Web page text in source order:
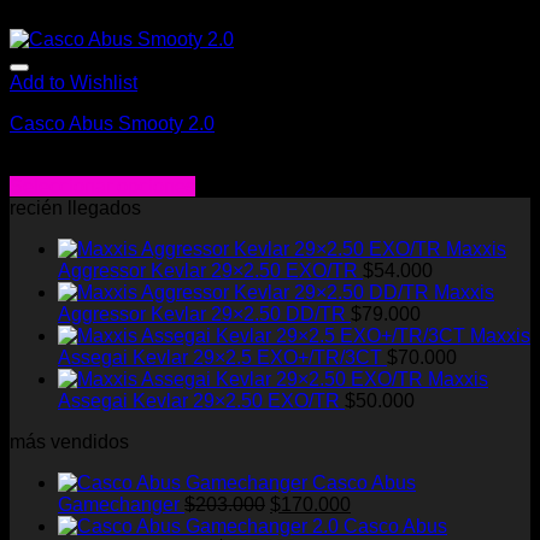
Add to Wishlist
Casco Abus Smooty 2.0
Este
tiene
múltiples
variantes.
opciones
pueden
la
producto
recién llegados
Maxxis
Aggressor Kevlar 29×2.50 EXO/TR $54.000
Maxxis
Aggressor Kevlar 29×2.50 DD/TR $79.000
Maxxis
Assegai Kevlar 29×2.5 EXO+/TR/3CT $70.000
Maxxis
Assegai Kevlar 29×2.50 EXO/TR $50.000
más vendidos
Casco Abus
Gamechanger $203.000 El
precio
$170.000
precio
Casco Abus